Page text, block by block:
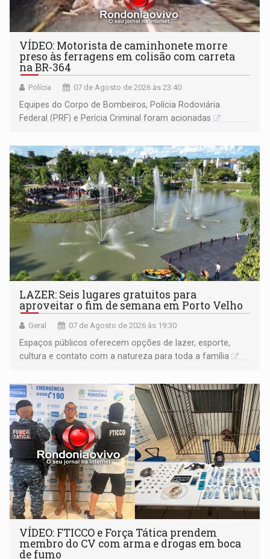
VÍDEO: Motorista de caminhonete morre
preso às ferragens em colisão com carreta
na BR-364
Polícia 07 de Agosto de 2026 às 23:40
Equipes do Corpo de Bombeiros, Polícia Rodoviária
Federal (PRF) e Perícia Criminal foram acionadas
LAZER: Seis lugares gratuitos para
aproveitar o fim de semana em Porto Velho
Geral 07 de Agosto de 2026 às 19:30
Espaços públicos oferecem opções de lazer, esporte,
cultura e contato com a natureza para toda a família
VÍDEO: FTICCO e Força Tática prendem
membro do CV com arma e drogas em boca
de fumo